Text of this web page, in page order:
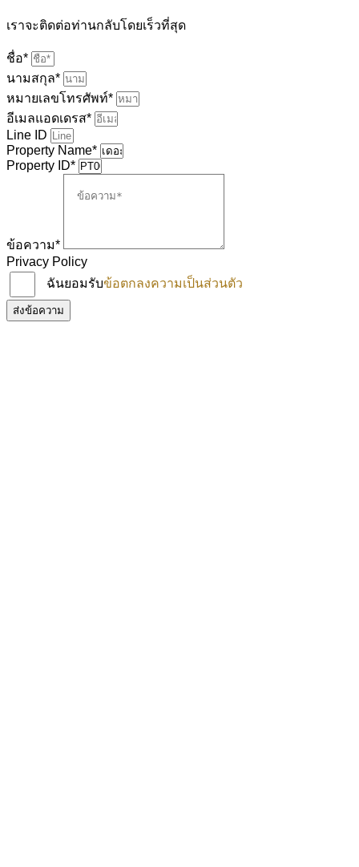
เราจะติดต่อท่านกลับโดยเร็วที่สุด
ชื่อ*
นามสกุล*
หมายเลขโทรศัพท์*
อีเมลแอดเดรส*
Line ID
Property Name*
Property ID*
ข้อความ*
Privacy Policy
ฉันยอมรับข้อตกลงความเป็นส่วนตัว
ส่งข้อความ